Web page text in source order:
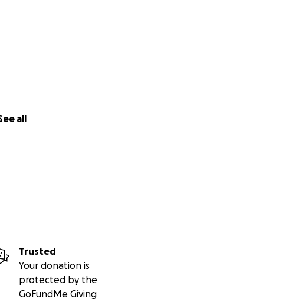
all
Trusted
Your donation is
protected by the
GoFundMe Giving